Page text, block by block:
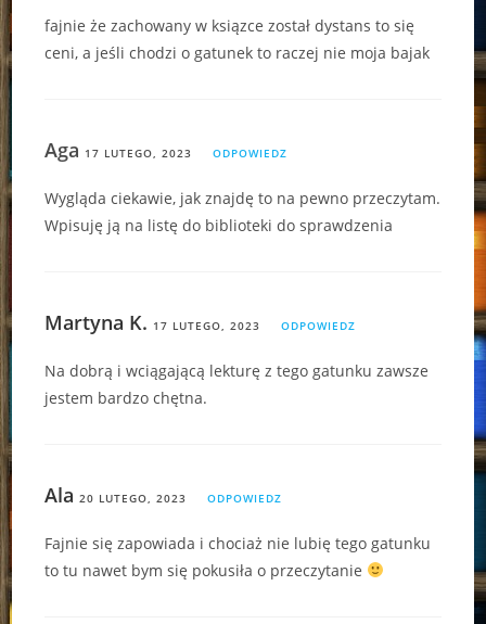
fajnie że zachowany w ksiązce został dystans to się
ceni, a jeśli chodzi o gatunek to raczej nie moja bajak
Aga 17 LUTEGO, 2023 ODPOWIEDZ
Wygląda ciekawie, jak znajdę to na pewno przeczytam.
Wpisuję ją na listę do biblioteki do sprawdzenia
Martyna K. 17 LUTEGO, 2023 ODPOWIEDZ
Na dobrą i wciągającą lekturę z tego gatunku zawsze
jestem bardzo chętna.
Ala 20 LUTEGO, 2023 ODPOWIEDZ
Fajnie się zapowiada i chociaż nie lubię tego gatunku
to tu nawet bym się pokusiła o przeczytanie